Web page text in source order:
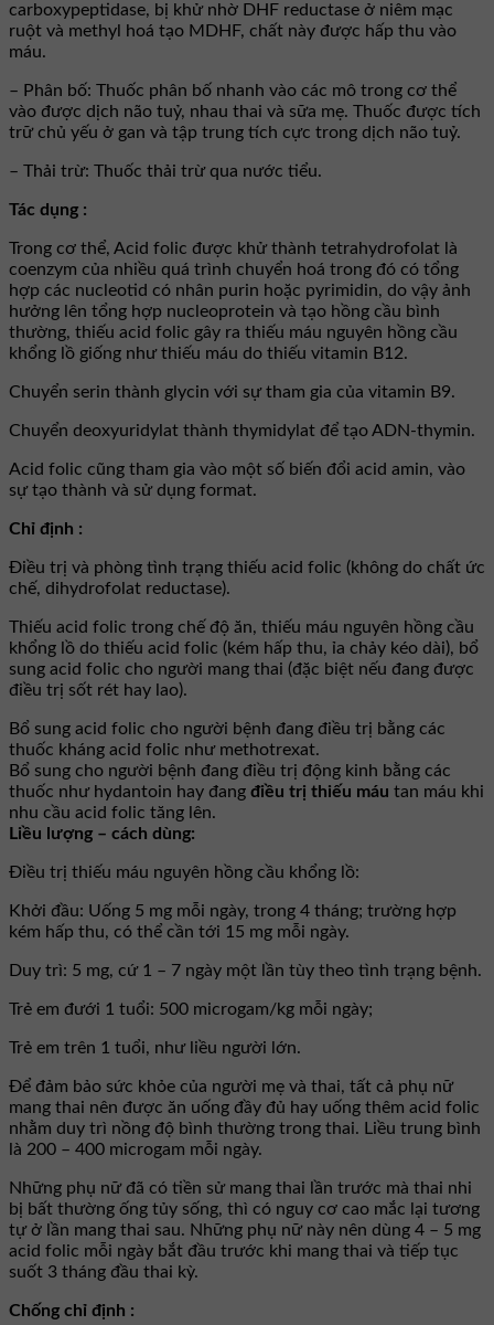
carboxypeptidase, bị khử nhờ DHF reductase ở niêm mạc
ruột và methyl hoá tạo MDHF, chất này được hấp thu vào
máu.
– Phân bố: Thuốc phân bố nhanh vào các mô trong cơ thể
vào được dịch não tuỷ, nhau thai và sữa mẹ. Thuốc được tích
trữ chủ yếu ở gan và tập trung tích cực trong dịch não tuỷ.
– Thải trừ: Thuốc thải trừ qua nước tiểu.
Tác dụng :
Trong cơ thể, Acid folic được khử thành tetrahydrofolat là
coenzym của nhiều quá trình chuyển hoá trong đó có tổng
hợp các nucleotid có nhân purin hoặc pyrimidin, do vậy ảnh
hưởng lên tổng hợp nucleoprotein và tạo hồng cầu bình
thường, thiếu acid folic gây ra thiếu máu nguyên hồng cầu
khổng lồ giống như thiếu máu do thiếu vitamin B12.
Chuyển serin thành glycin với sự tham gia của vitamin B9.
Chuyển deoxyuridylat thành thymidylat để tạo ADN-thymin.
Acid folic cũng tham gia vào một số biến đổi acid amin, vào
sự tạo thành và sử dụng format.
Chỉ định :
Ðiều trị và phòng tình trạng thiếu acid folic (không do chất ức
chế, dihydrofolat reductase).
Thiếu acid folic trong chế độ ăn, thiếu máu nguyên hồng cầu
khổng lồ do thiếu acid folic (kém hấp thu, ỉa chảy kéo dài), bổ
sung acid folic cho người mang thai (đặc biệt nếu đang được
điều trị sốt rét hay lao).
Bổ sung acid folic cho người bệnh đang điều trị bằng các
thuốc kháng acid folic như methotrexat.
Bổ sung cho người bệnh đang điều trị động kinh bằng các
thuốc như hydantoin hay đang điều trị thiếu máu tan máu khi
nhu cầu acid folic tăng lên.
Liều lượng – cách dùng:
Ðiều trị thiếu máu nguyên hồng cầu khổng lồ:
Khởi đầu: Uống 5 mg mỗi ngày, trong 4 tháng; trường hợp
kém hấp thu, có thể cần tới 15 mg mỗi ngày.
Duy trì: 5 mg, cứ 1 – 7 ngày một lần tùy theo tình trạng bệnh.
Trẻ em đưới 1 tuổi: 500 microgam/kg mỗi ngày;
Trẻ em trên 1 tuổi, như liều người lớn.
Ðể đảm bảo sức khỏe của người mẹ và thai, tất cả phụ nữ
mang thai nên được ăn uống đầy đủ hay uống thêm acid folic
nhằm duy trì nồng độ bình thường trong thai. Liều trung bình
là 200 – 400 microgam mỗi ngày.
Những phụ nữ đã có tiền sử mang thai lần trước mà thai nhi
bị bất thường ống tủy sống, thì có nguy cơ cao mắc lại tương
tự ở lần mang thai sau. Những phụ nữ này nên dùng 4 – 5 mg
acid folic mỗi ngày bắt đầu trước khi mang thai và tiếp tục
suốt 3 tháng đầu thai kỳ.
Chống chỉ định :